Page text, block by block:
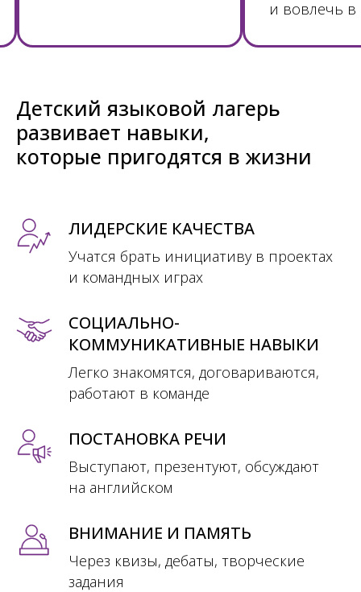
и вовлечь
Детский языковой лагерь
развивает навыки,
которые пригодятся в жизни
ЛИДЕРСКИЕ КАЧЕСТВА
Учатся брать инициативу в проектах
и командных играх
СОЦИАЛЬНО-
КОММУНИКАТИВНЫЕ НАВЫКИ
Легко знакомятся, договариваются,
работают в команде
ПОСТАНОВКА РЕЧИ
Выступают, презентуют, обсуждают
на английском
ВНИМАНИЕ И ПАМЯТЬ
Через квизы, дебаты, творческие
задания